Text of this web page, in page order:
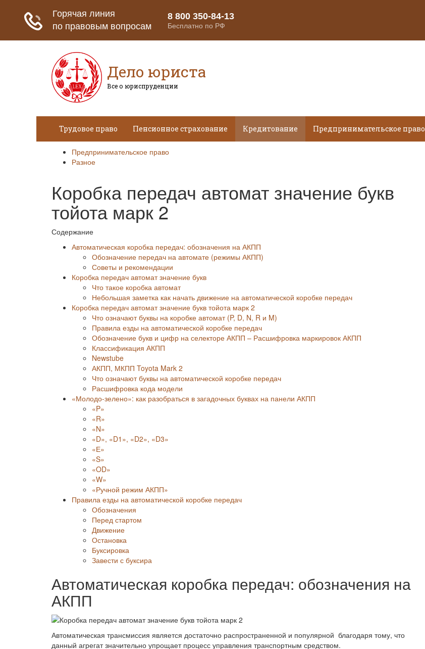
Дело юриста
Все о юриспруденции
Трудовое право Пенсионное страхование Кредитование Предпринимательское право
Предпринимательское право
Разное
Коробка передач автомат значение букв
тойота марк 2
Содержание
Автоматическая коробка передач: обозначения на АКПП
Обозначение передач на автомате (режимы АКПП)
Советы и рекомендации
Коробка передач автомат значение букв
Что такое коробка автомат
Небольшая заметка как начать движение на автоматической коробке передач
Коробка передач автомат значение букв тойота марк 2
Что означают буквы на коробке автомат (P, D, N, R и M)
Правила езды на автоматической коробке передач
Обозначение букв и цифр на селекторе АКПП – Расшифровка маркировок АКПП
Классификация АКПП
Newstube
АКПП, МКПП Toyota Mark 2
Что означают буквы на автоматической коробке передач
Расшифровка кода модели
«Молодо-зелено»: как разобраться в загадочных буквах на панели АКПП
«P»
«R»
«N»
«D», «D1», «D2», «D3»
«Е»
«S»
«OD»
«W»
«Ручной режим АКПП»
Правила езды на автоматической коробке передач
Обозначения
Перед стартом
Движение
Остановка
Буксировка
Завести с буксира
Автоматическая коробка передач: обозначения на
АКПП
Автоматическая трансмиссия является достаточно распространенной и популярной благодаря тому, что
данный агрегат значительно упрощает процесс управления транспортным средством.